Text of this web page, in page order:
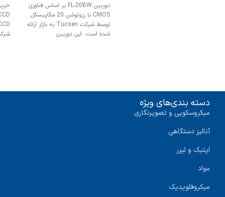
دوربین FL-20BW بر اساس فناوری
CMOS با رزولوشن 20 مگاپیسکل
توسط شرکت Tucsen به بازار ارائه
شده است. این دوربین
دسته بندی‌های ویژه
میکروسکوپی و تصویرنگاری
آنالیز دستگاهی
اپتیک و لیزر
مواد
میکروفلویدیک